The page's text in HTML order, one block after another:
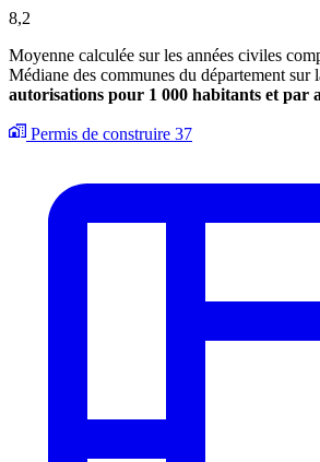
8,2
Moyenne calculée sur les années civiles
Médiane des communes du département sur
autorisations pour 1 000 habitants et par
Permis de construire 37